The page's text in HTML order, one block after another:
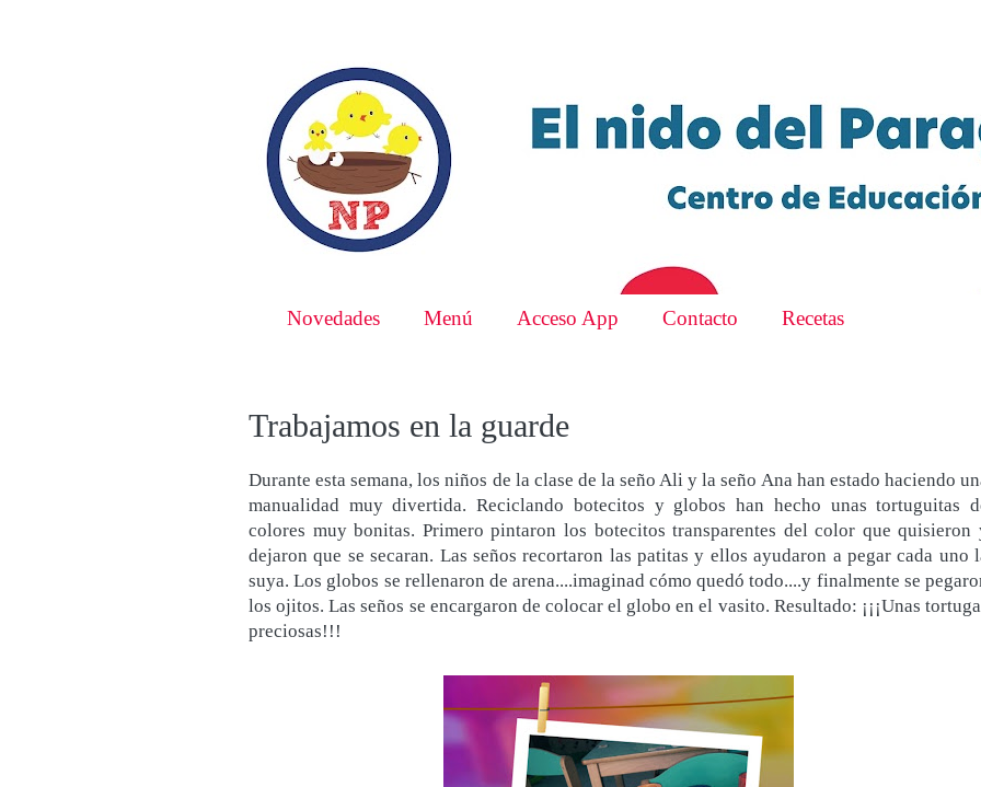
Novedades Menú Acceso App Contacto Recetas
Trabajamos en la guarde
Durante esta semana, los niños de la clase de la seño Ali y la seño Ana han estado haciendo
manualidad muy divertida. Reciclando botecitos y globos han hecho unas tortuguitas
colores muy bonitas. Primero pintaron los botecitos transparentes del color que quisieron
dejaron que se secaran. Las seños recortaron las patitas y ellos ayudaron a pegar cada uno
suya. Los globos se rellenaron de arena....imaginad cómo quedó todo....y finalmente se
los ojitos. Las seños se encargaron de colocar el globo en el vasito. Resultado: ¡¡¡Unas
preciosas!!!